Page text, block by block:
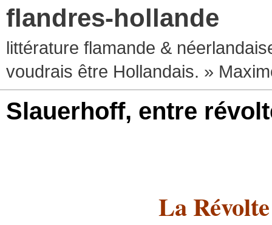
flandres-hollande
littérature flamande &
voudrais être Hollandais. »
Slauerhoff, entre
La